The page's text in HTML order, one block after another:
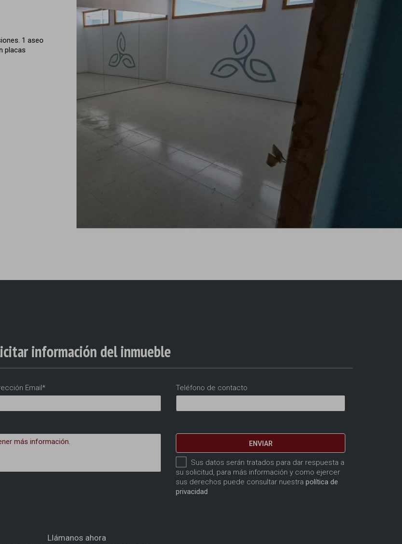
1 aseo
placas
información del inmueble
Email* Teléfono de contacto
ENVIAR
Sus datos serán tratados para dar respuesta a
su solicitud, para más información y como ejercer
sus derechos puede consultar nuestra política de
privacidad
Llámanos ahora